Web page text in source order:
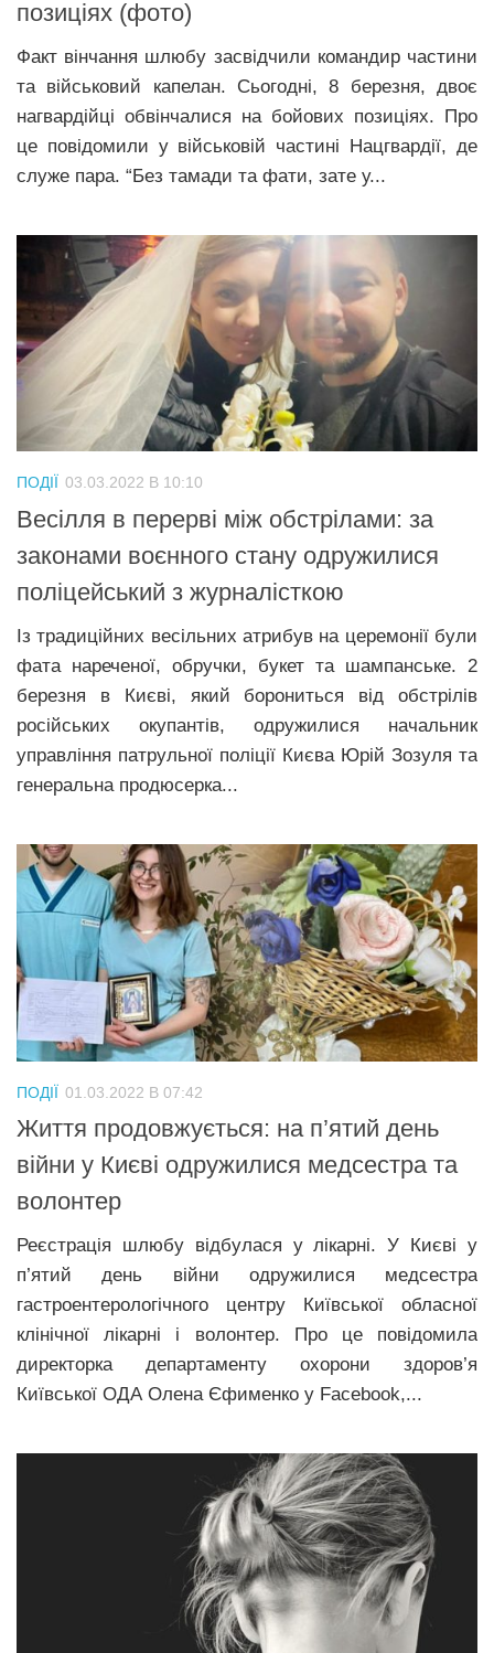
позиціях (фото)
Факт вінчання шлюбу засвідчили командир частини
та військовий капелан. Сьогодні, 8 березня, двоє
нагвардійці обвінчалися на бойових позиціях. Про
це повідомили у військовій частині Нацгвардії, де
служе пара. “Без тамади та фати, зате у...
ПОДІЇ 03.03.2022 В 10:10
Весілля в перерві між обстрілами: за
законами воєнного стану одружилися
поліцейський з журналісткою
Із традиційних весільних атрибув на церемонії були
фата нареченої, обручки, букет та шампанське. 2
березня в Києві, який борониться від обстрілів
російських окупантів, одружилися начальник
управління патрульної поліції Києва Юрій Зозуля та
генеральна продюсерка...
ПОДІЇ 01.03.2022 В 07:42
Життя продовжується: на п’ятий день
війни у Києві одружилися медсестра та
волонтер
Реєстрація шлюбу відбулася у лікарні. У Києві у
п’ятий день війни одружилися медсестра
гастроентерологічного центру Київської обласної
клінічної лікарні і волонтер. Про це повідомила
директорка департаменту охорони здоров’я
Київської ОДА Олена Єфименко у Facebook,...